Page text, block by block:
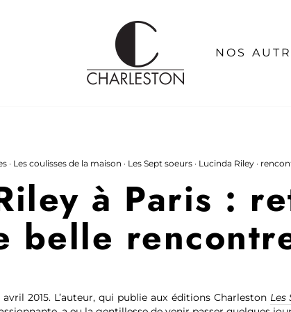
NOS
· Les coulisses de la maison · Les Sept soeurs· Lucinda Riley·
à Paris :
belle
2015. L’auteur, qui publie aux éditions Charleston Les